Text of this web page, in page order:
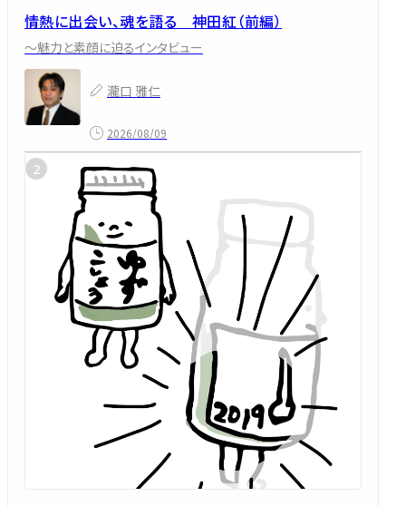
情熱に出会い、魂を語る 神田紅（前編）
～魅力と素顔に迫るインタビュー
瀧口 雅仁
2026/08/09